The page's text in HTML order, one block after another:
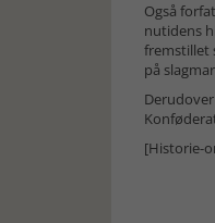
Også
nutidens
fremstillet
på
[Historie-